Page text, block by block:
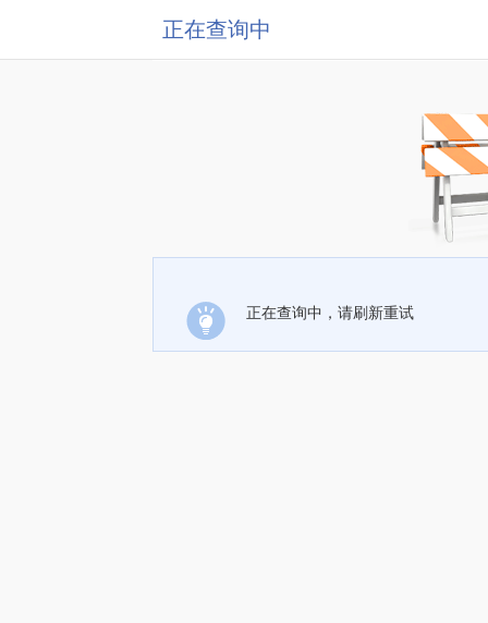
正在查询中
正在查询中，请刷新重试